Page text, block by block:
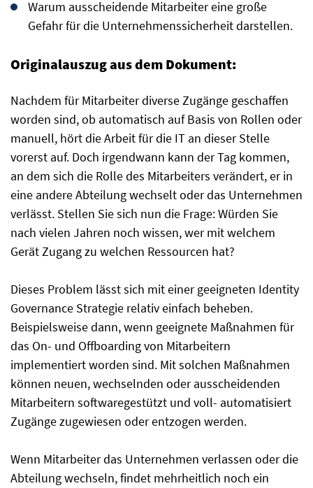
Warum ausscheidende Mitarbeiter eine große
Gefahr für die Unternehmenssicherheit darstellen.
Originalauszug aus dem Dokument:
Nachdem für Mitarbeiter diverse Zugänge geschaffen
worden sind, ob automatisch auf Basis von Rollen oder
manuell, hört die Arbeit für die IT an dieser Stelle
vorerst auf. Doch irgendwann kann der Tag kommen,
an dem sich die Rolle des Mitarbeiters verändert, er in
eine andere Abteilung wechselt oder das Unternehmen
verlässt. Stellen Sie sich nun die Frage: Würden Sie
nach vielen Jahren noch wissen, wer mit welchem
Gerät Zugang zu welchen Ressourcen hat?
Dieses Problem lässt sich mit einer geeigneten Identity
Governance Strategie relativ einfach beheben.
Beispielsweise dann, wenn geeignete Maßnahmen für
das On- und Offboarding von Mitarbeitern
implementiert worden sind. Mit solchen Maßnahmen
können neuen, wechselnden oder ausscheidenden
Mitarbeitern softwaregestützt und voll- automatisiert
Zugänge zugewiesen oder entzogen werden.
Wenn Mitarbeiter das Unternehmen verlassen oder die
Abteilung wechseln, findet mehrheitlich noch ein